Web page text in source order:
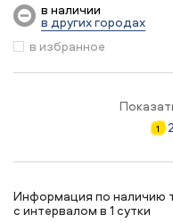
в наличии
в других городах
в избранное
1 2
Информация по наличию
с интервалом в 1 сутки